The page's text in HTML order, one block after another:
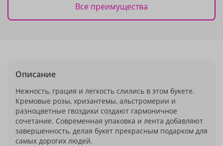
Все преимущества
Описание
Нежность, грация и легкость слились в этом букете.
Кремовые розы, хризантемы, альстромерии и
разноцветные гвоздики создают гармоничное
сочетание. Современная упаковка и лента добавляют
завершенность, делая букет прекрасным подарком для
самых дорогих людей.